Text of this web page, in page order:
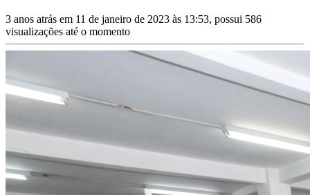
3 anos atrás em 11 de janeiro de 2023 às 13:53, possui 586
visualizações até o momento